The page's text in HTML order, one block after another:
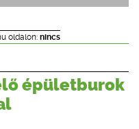
oldalon: nincs
épületburok